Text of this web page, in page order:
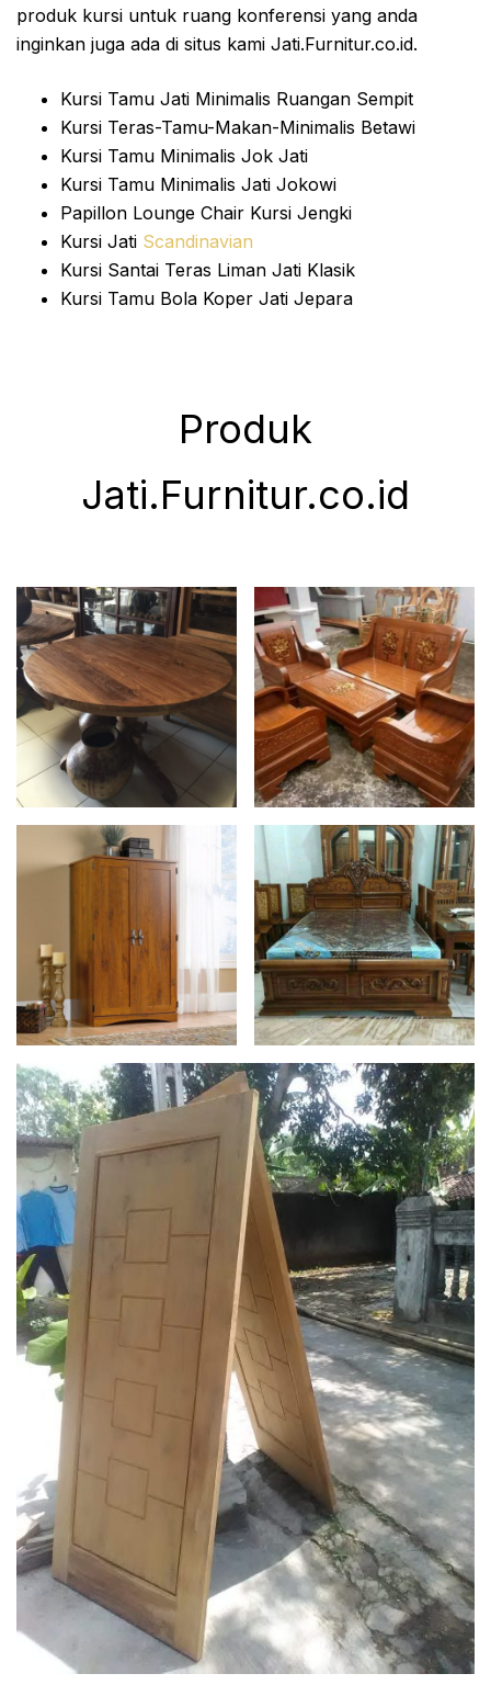
produk kursi untuk ruang konferensi yang anda
inginkan juga ada di situs kami Jati.Furnitur.co.id.
Kursi Tamu Jati Minimalis Ruangan Sempit
Kursi Teras-Tamu-Makan-Minimalis Betawi
Kursi Tamu Minimalis Jok Jati
Kursi Tamu Minimalis Jati Jokowi
Papillon Lounge Chair Kursi Jengki
Kursi Jati Scandinavian
Kursi Santai Teras Liman Jati Klasik
Kursi Tamu Bola Koper Jati Jepara
Produk
Jati.Furnitur.co.id